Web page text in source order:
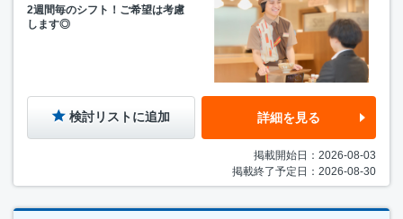
2週間毎のシフト！ご希望は考慮
します◎
検討リストに追加 詳細を見る
掲載開始日：2026-08-03
掲載終了予定日：2026-08-30